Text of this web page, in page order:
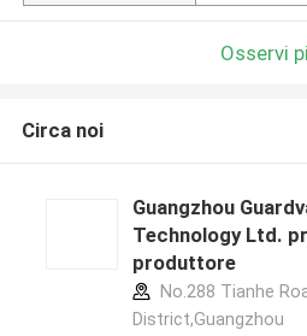
Osservi
Circa noi
Guangzhou
Technology Ltd.
produttore
No.288 Tianhe
District,Guangzhou